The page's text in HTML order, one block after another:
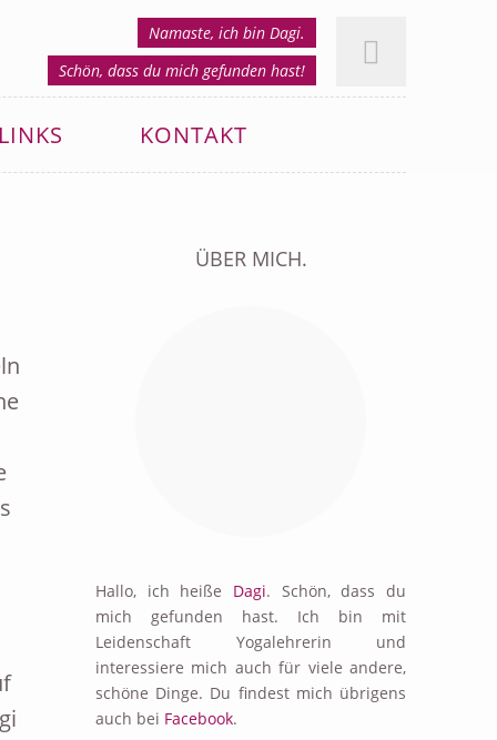
Namaste, ich bin Dagi.
Schön, dass du mich gefunden hast!
KONTAKT
ÜBER MICH.
Hallo, ich heiße Dagi. Schön, dass du
mich gefunden hast. Ich bin mit
Leidenschaft Yogalehrerin und
interessiere mich auch für viele andere,
schöne Dinge. Du findest mich übrigens
auch bei Facebook.